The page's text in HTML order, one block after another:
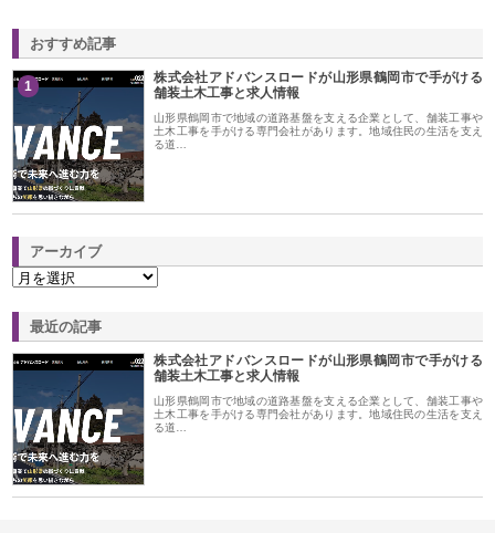
おすすめ記事
1
株式会社アドバンスロードが山形県鶴岡市で手がける
舗装土木工事と求人情報
山形県鶴岡市で地域の道路基盤を支える企業として、舗装工事や
土木工事を手がける専門会社があります。地域住民の生活を支え
る道…
アーカイブ
最近の記事
株式会社アドバンスロードが山形県鶴岡市で手がける
舗装土木工事と求人情報
山形県鶴岡市で地域の道路基盤を支える企業として、舗装工事や
土木工事を手がける専門会社があります。地域住民の生活を支え
る道…